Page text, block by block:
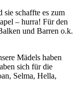
sie schaffte es zum
– hurra! Für den
und Barren o.k.
Mädels haben
sich für die
Selma, Hella,